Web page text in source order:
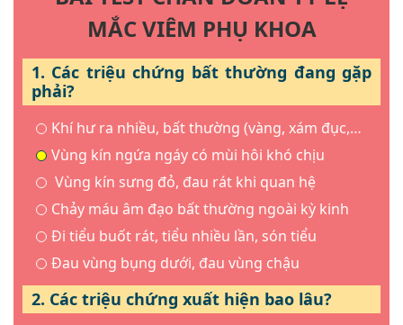
MẮC VIÊM PHỤ KHOA
1. Các triệu chứng bất thường đang gặp
phải?
Khí hư ra nhiều, bất thường (vàng, xám đục,…
Vùng kín ngứa ngáy có mùi hôi khó chịu
Vùng kín sưng đỏ, đau rát khi quan hệ
Chảy máu âm đạo bất thường ngoài kỳ kinh
Đi tiểu buốt rát, tiểu nhiều lần, són tiểu
Đau vùng bụng dưới, đau vùng chậu
2. Các triệu chứng xuất hiện bao lâu?